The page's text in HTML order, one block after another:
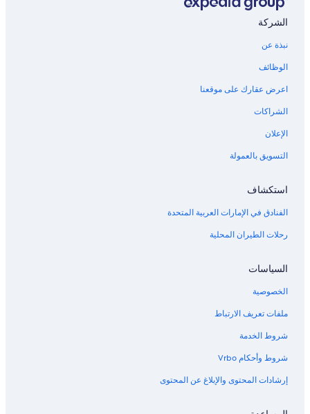
الشركة
نبذة عن
الوظائف
اعرض عقارك على موقعنا
الشراكات
الإعلان
التسويق بالعمولة
استكشاف
الفنادق في الإمارات العربية المتحدة
رحلات الطيران المحلية
السياسات
الخصوصية
ملفات تعريف الارتباط
شروط الخدمة
شروط وأحكام Vrbo
إرشادات المحتوى والإبلاغ عن المحتوى